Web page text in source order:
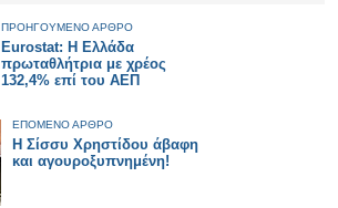
ΠΡΟΗΓΟΥΜΕΝΟ ΑΡΘΡΟ
Eurostat: Η Ελλάδα
πρωταθλήτρια με χρέος
132,4% επί του ΑΕΠ
ΕΠΟΜΕΝΟ ΑΡΘΡΟ
Η Σίσσυ Χρηστίδου άβαφη
και αγουροξυπνημένη!